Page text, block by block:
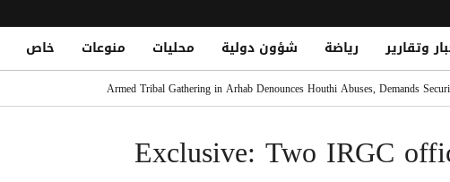
وتقارير رياضة شؤون دولية محليات منوعات خاص
Armed Tribal Gathering in Arhab Denounces Houthi Abuses, Demands
Exclusive: Two ‎IRGC